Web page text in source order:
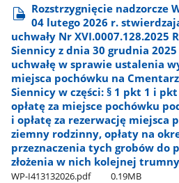
Rozstrzygnięcie nadzorcze
04 lutego 2026 r.
uchwały Nr XVI.0007.128.2025
Siennicy z dnia 30 grudnia
uchwałę w sprawie ustalenia
miejsca pochówku na
Siennicy w części: § 1 pkt 1 i
opłatę za miejsce pochówku
i opłatę za rezerwację miejsca
ziemny rodzinny, opłaty na
przeznaczenia tych grobów do
złożenia w nich kolejnej
WP-I413132026.pdf 0.19MB